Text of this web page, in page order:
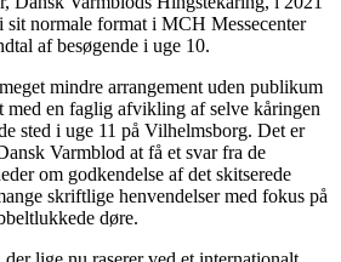
normale format i MCH Messecenter
af besøgende i uge 10.
mindre arrangement uden publikum
med en faglig afvikling af selve kåringen
sted i uge 11 på Vilhelmsborg. Det er
Varmblod at få et svar fra de
om godkendelse af det skitserede
skriftlige henvendelser med fokus på
døre.